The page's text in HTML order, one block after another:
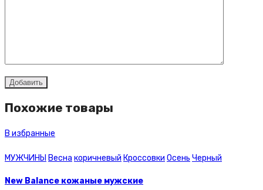
Похожие товары
В избранные
МУЖЧИНЫ Весна коричневый Кроссовки Осень Черный
New Balance кожаные мужские